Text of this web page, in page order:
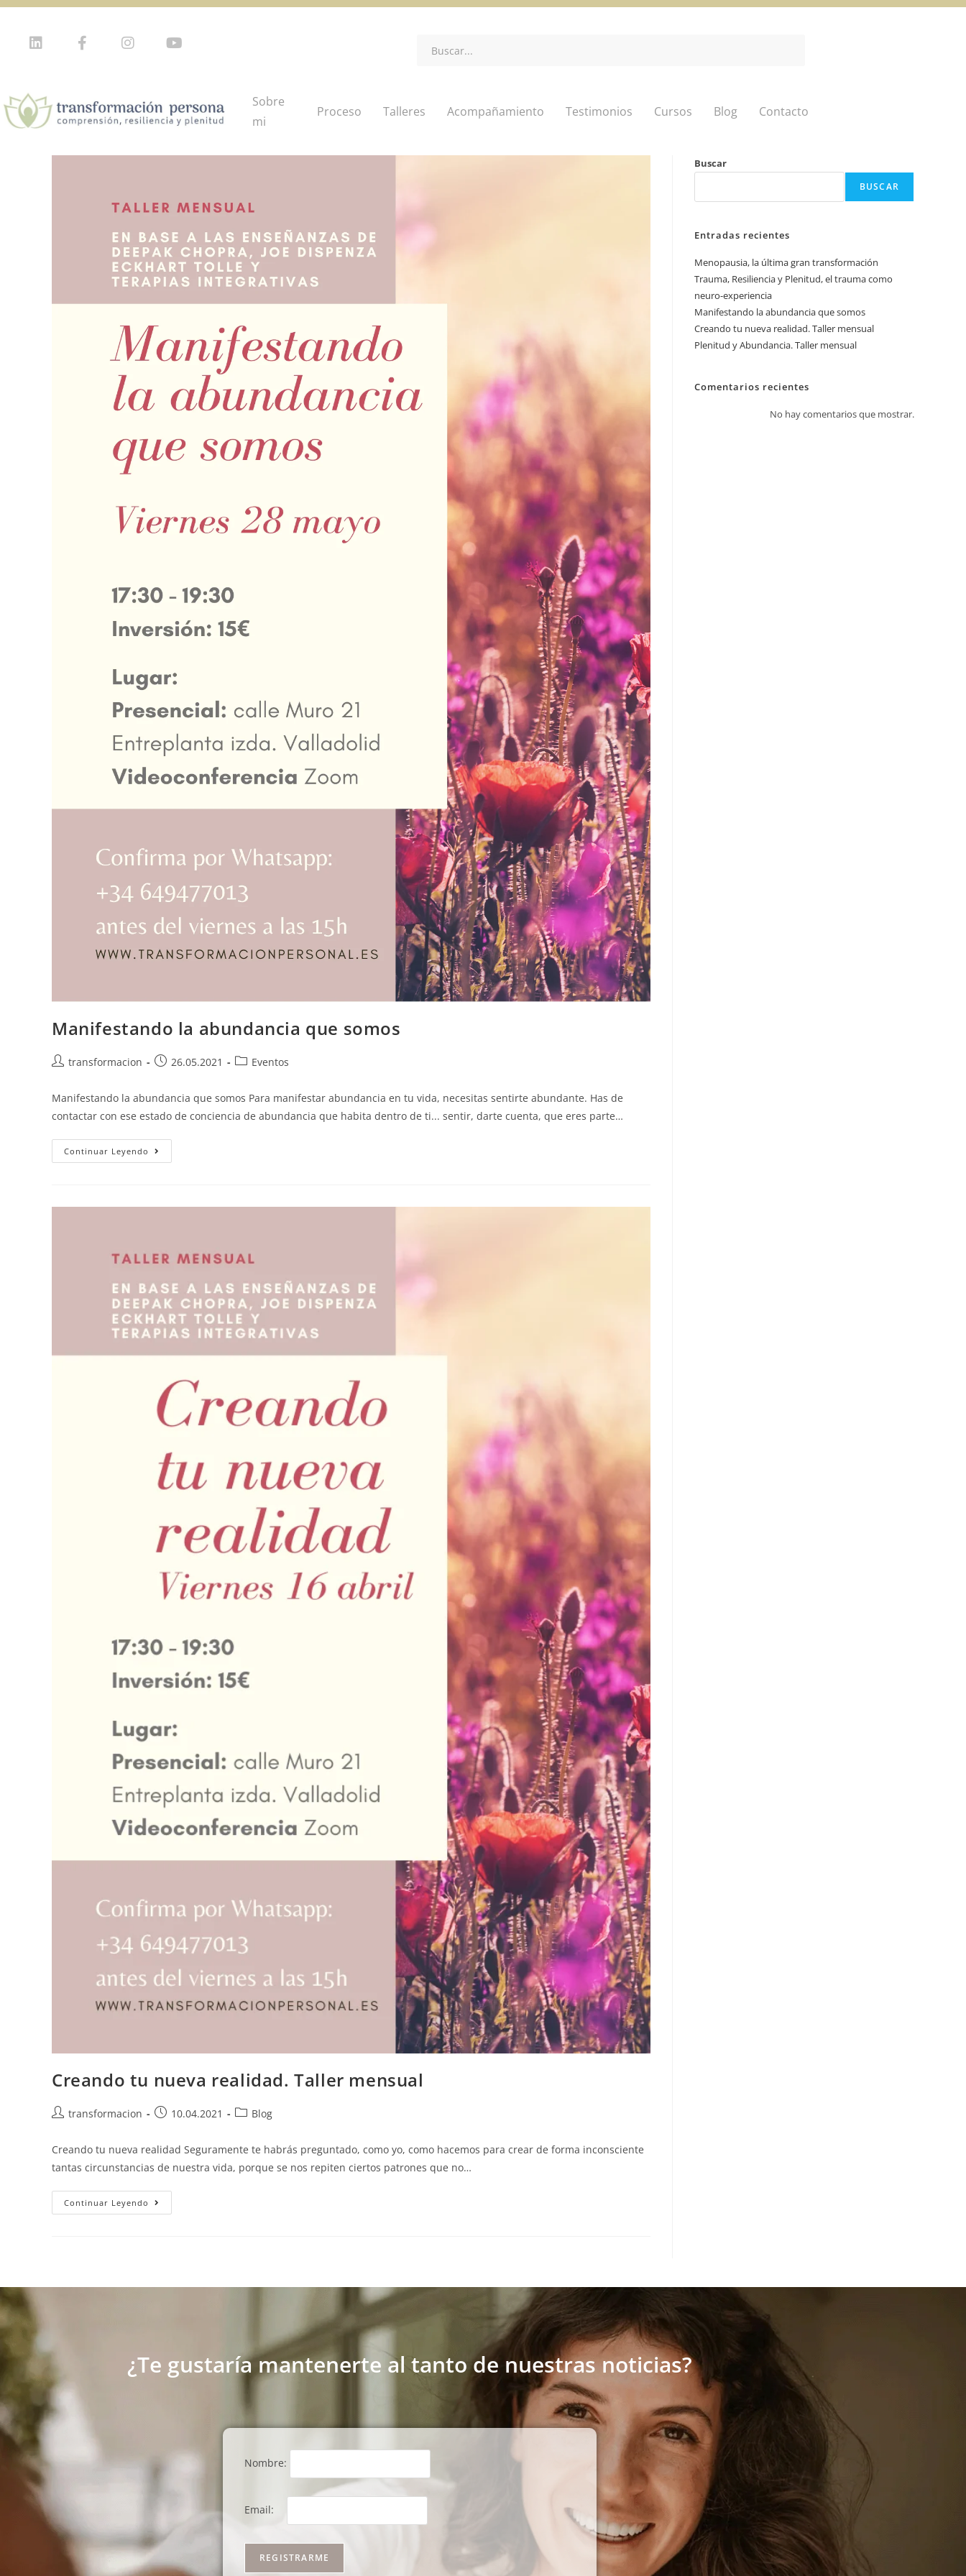
Sobre
mi
Proceso Talleres Acompañamiento Testimonios Cursos Blog Contacto
Manifestando la abundancia que somos
transformacion 26.05.2021 Eventos
Manifestando la abundancia que somos Para manifestar abundancia en tu vida, necesitas sentirte abundante. Has de
contactar con ese estado de conciencia de abundancia que habita dentro de ti... sentir, darte cuenta, que eres parte…
Continuar Leyendo
Creando tu nueva realidad. Taller mensual
transformacion 10.04.2021 Blog
Creando tu nueva realidad Seguramente te habrás preguntado, como yo, como hacemos para crear de forma inconsciente
tantas circunstancias de nuestra vida, porque se nos repiten ciertos patrones que no…
Continuar Leyendo
Buscar
BUSCAR
Entradas recientes
Menopausia, la última gran transformación
Trauma, Resiliencia y Plenitud, el trauma como
neuro-experiencia
Manifestando la abundancia que somos
Creando tu nueva realidad. Taller mensual
Plenitud y Abundancia. Taller mensual
Comentarios recientes
No hay comentarios que mostrar.
¿Te gustaría mantenerte al tanto de nuestras noticias?
Nombre:
Email: